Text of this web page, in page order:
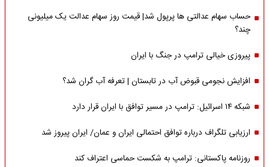
حساب سهام عدالتی ها پرپول شد| قیمت روز سهام عدالت یک میلیونی
چند؟
پیروزی خیالی ترامپ در جنگ با ایران
افزایش نجومی قبوض آب در تابستان | تعرفه آب گران شد؟
شبکه ۱۴ اسرائیل: ترامپ در مسیر توافق با ایران قرار دارد
ارزیابی تلگراف درباره توافق احتمالی ایران و عمان/ ایران پیروز شد
روزنامه پاکستانی: ترامپ به شکست حماسی اعتراف کند